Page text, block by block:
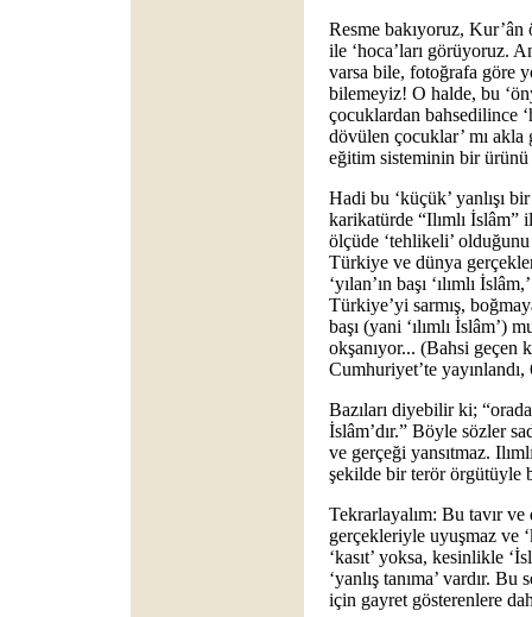
Resme bakıyoruz,
ile ‘hoca’ları görüyoruz.
varsa bile, fotoğrafa göre
bilemeyiz! O halde, bu
çocuklardan bahsedilince
dövülen çocuklar’ mı
eğitim sisteminin bir ürünü
Hadi bu ‘küçük’ yanlışı
karikatürde “Ilımlı İslâm”
ölçüde ‘tehlikeli’
Türkiye ve dünya
‘yılan’ın başı ‘ılımlı
Türkiye’yi sarmış,
başı (yani ‘ılımlı İslâm’)
okşanıyor... (Bahsi geçen
Cumhuriyet’te yayınlandı,
Bazıları diyebilir ki;
İslâm’dır.” Böyle sözler
ve gerçeği yansıtmaz.
şekilde bir terör örgütüyle
Tekrarlayalım: Bu tavır
gerçekleriyle uyuşmaz ve
‘kasıt’ yoksa, kesinlikle
‘yanlış tanıma’ vardır. Bu
için gayret gösterenlere